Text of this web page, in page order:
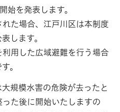
始を発表します。
た場合、江戸川区は本制度
します。
用した広域避難を行う場合
。
規模水害の危険が去ったと
た後に開始いたしますの